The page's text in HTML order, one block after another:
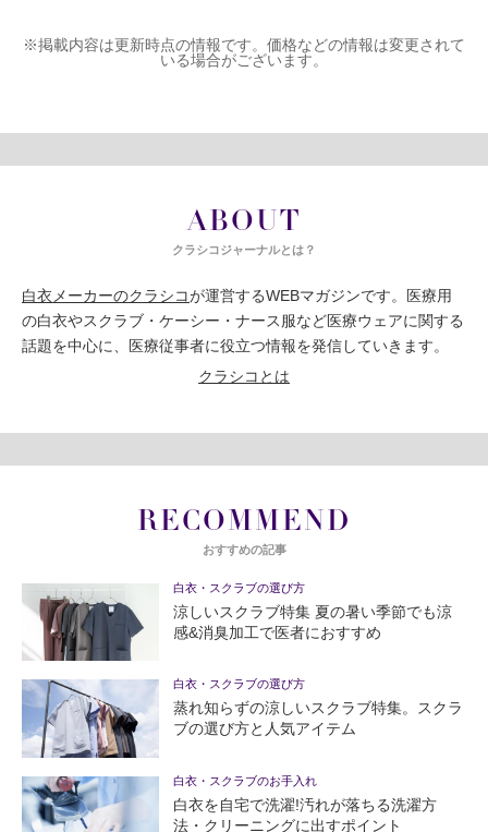
※掲載内容は更新時点の情報です。価格などの情報は変更されて
いる場合がございます。
ABOUT
クラシコジャーナルとは？
白衣メーカーのクラシコが運営するWEBマガジンです。医療用
の白衣やスクラブ・ケーシー・ナース服など医療ウェアに関する
話題を中心に、医療従事者に役立つ情報を発信していきます。
クラシコとは
RECOMMEND
おすすめの記事
白衣・スクラブの選び方
涼しいスクラブ特集 夏の暑い季節でも涼
感&消臭加工で医者におすすめ
白衣・スクラブの選び方
蒸れ知らずの涼しいスクラブ特集。スクラ
ブの選び方と人気アイテム
白衣・スクラブのお手入れ
白衣を自宅で洗濯!汚れが落ちる洗濯方
法・クリーニングに出すポイント